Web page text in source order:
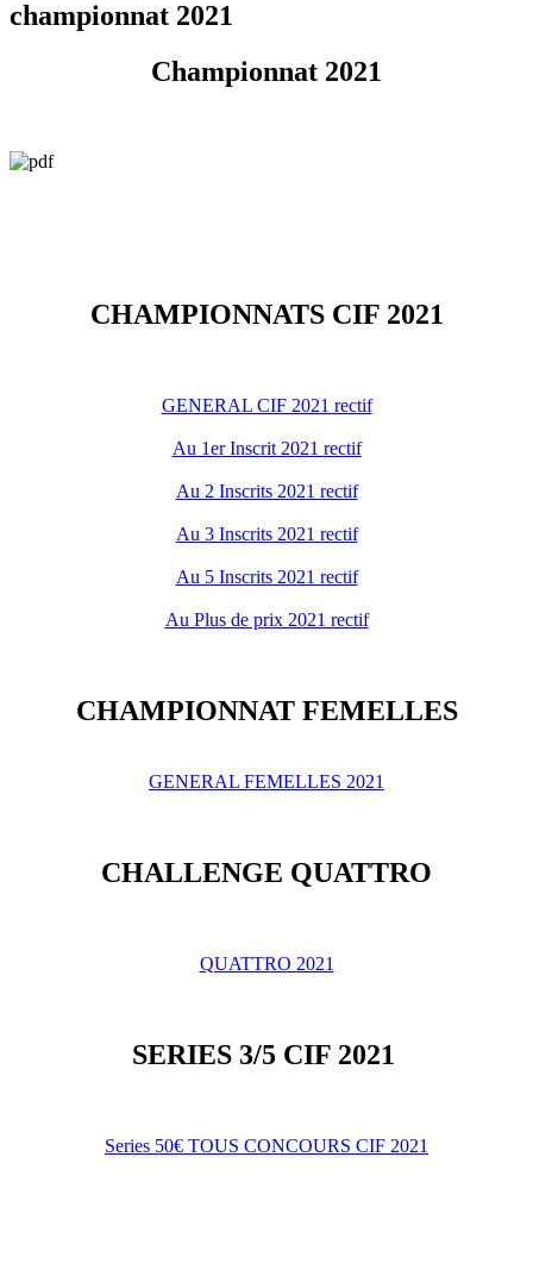
championnat 2021
Championnat 2021
CHAMPIONNATS CIF 2021
GENERAL CIF 2021 rectif
Au 1er Inscrit 2021 rectif
Au 2 Inscrits 2021 rectif
Au 3 Inscrits 2021 rectif
Au 5 Inscrits 2021 rectif
Au Plus de prix 2021 rectif
CHAMPIONNAT FEMELLES
GENERAL FEMELLES 2021
CHALLENGE QUATTRO
QUATTRO 2021
SERIES 3/5 CIF 2021
Series 50€ TOUS CONCOURS CIF 2021